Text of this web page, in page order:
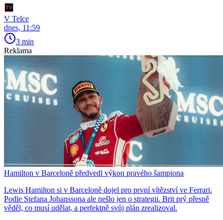
V Telce
dnes, 11:59
3 min
Reklama
Hamilton v Barceloně předvedl výkon pravého šampiona
Lewis Hamilton si v Barceloně dojel pro první vítězství ve Ferrari.
Podle Stefana Johanssona ale nešlo jen o strategii. Brit prý přesně
věděl, co musí udělat, a perfektně svůj plán zrealizoval.